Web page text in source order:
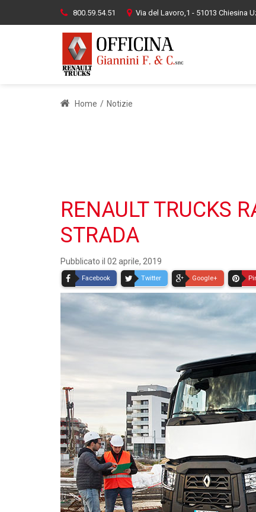
800.59.54.51 Via del Lavoro,1 - 51013 Chiesina
Home / Notizie
RENAULT TRUCKS
STRADA
Pubblicato il 02 aprile, 2019
Facebook Twitter Google+